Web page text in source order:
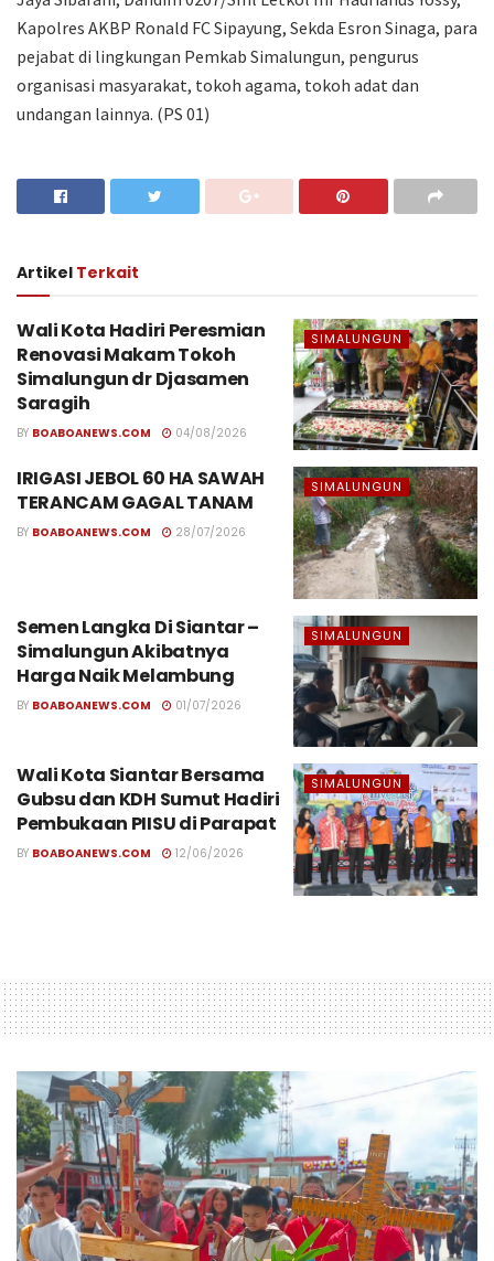
Kapolres AKBP Ronald FC Sipayung, Sekda Esron Sinaga, para
pejabat di lingkungan Pemkab Simalungun, pengurus
organisasi masyarakat, tokoh agama, tokoh adat dan
undangan lainnya. (PS 01)
Artikel Terkait
SIMALUNGUN
Wali Kota Hadiri Peresmian
Renovasi Makam Tokoh
Simalungun dr Djasamen
Saragih
BY BOABOANEWS.COM 04/08/2026
SIMALUNGUN
IRIGASI JEBOL 60 HA SAWAH
TERANCAM GAGAL TANAM
BY BOABOANEWS.COM 28/07/2026
SIMALUNGUN
Semen Langka Di Siantar –
Simalungun Akibatnya
Harga Naik Melambung
BY BOABOANEWS.COM 01/07/2026
SIMALUNGUN
Wali Kota Siantar Bersama
Gubsu dan KDH Sumut Hadiri
Pembukaan PIISU di Parapat
BY BOABOANEWS.COM 12/06/2026